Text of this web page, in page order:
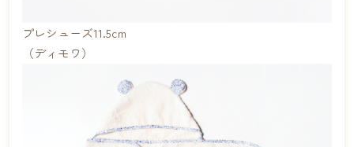
プレシューズ11.5cm
（ディモワ）